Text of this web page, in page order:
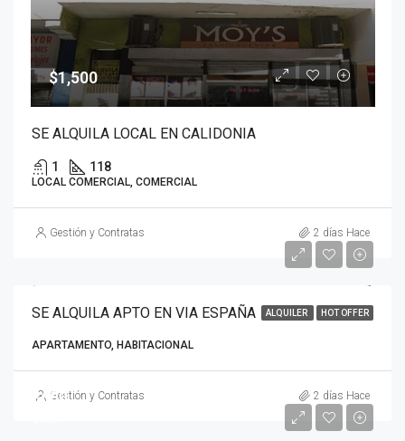
$1,500
SE ALQUILA LOCAL EN CALIDONIA
1 118
LOCAL COMERCIAL, COMERCIAL
Gestión y Contratas 2 días Hace
ALQUILER HOT OFFER
SE ALQUILA APTO EN VIA ESPAÑA
APARTAMENTO, HABITACIONAL
Gestión y Contratas 2 días Hace
$600